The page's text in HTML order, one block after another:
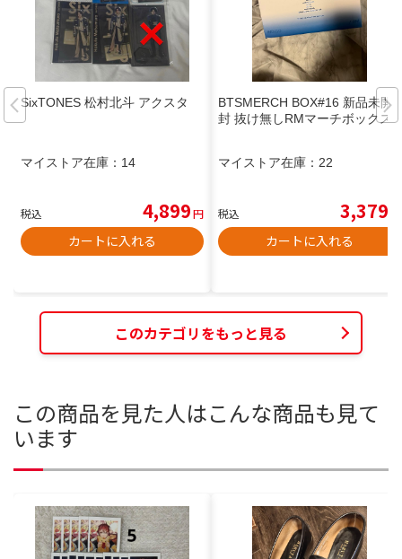
SixTONES 松村北斗 アクスタ
マイストア在庫： 14
税込 4,899円
カートに入れる
BTSMERCH BOX#16 新品未開
封 抜け無しRMマーチボックス
マイストア在庫： 22
税込 3,379
カートに入れる
このカテゴリをもっと見る
この商品を見た人はこんな商品も見て
います